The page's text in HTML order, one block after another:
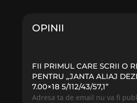
OPINII
FII PRIMUL CARE SCRII O
PENTRU „JANTA ALIAJ
7.00×18 5/112/43/57,1”
Adresa ta de email nu va fi